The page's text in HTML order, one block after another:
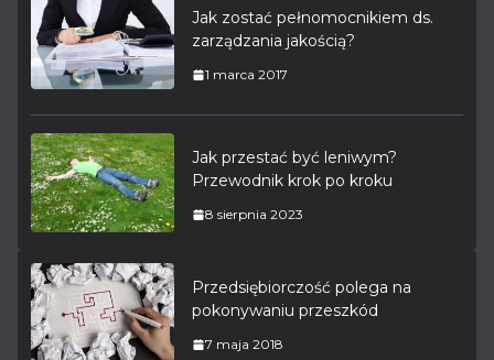
Jak zostać pełnomocnikiem ds.
zarządzania jakością?
1 marca 2017
Jak przestać być leniwym?
Przewodnik krok po kroku
8 sierpnia 2023
Przedsiębiorczość polega na
pokonywaniu przeszkód
7 maja 2018